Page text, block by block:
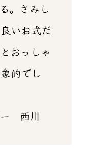
。さみし
いお式だ
おっしゃ
的でし
ー 西川